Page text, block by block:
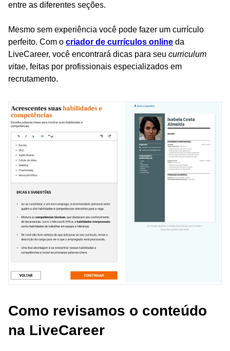
entre as diferentes seções.
Mesmo sem experiência você pode fazer um currículo
perfeito. Com o criador de currículos online da
LiveCareer, você encontrará dicas para seu curriculum
vitae, feitas por profissionais especializados em
recrutamento.
Como revisamos o conteúdo
na LiveCareer